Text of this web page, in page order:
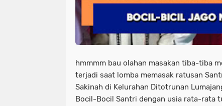
hmmmm bau olahan masakan tiba-tiba
terjadi saat lomba memasak ratusan
Sakinah di Kelurahan Ditotrunan
Bocil-Bocil Santri dengan usia rata-rata